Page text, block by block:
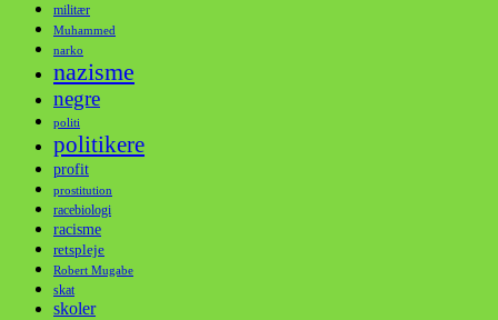
militær
Muhammed
narko
nazisme
negre
politi
politikere
profit
prostitution
racebiologi
racisme
retspleje
Robert Mugabe
skat
skoler